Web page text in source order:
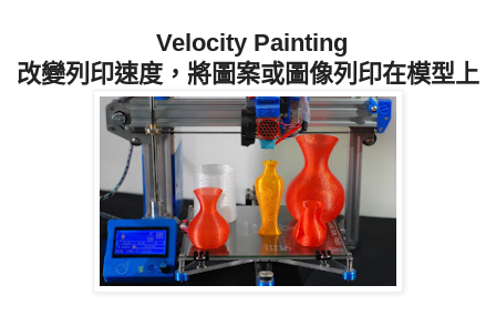
Velocity Painting
改變列印速度，將圖案或圖像列印在模型上